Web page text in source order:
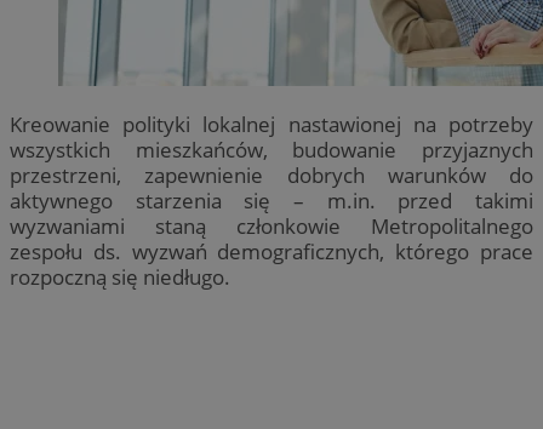
Kreowanie polityki lokalnej nastawionej na potrzeby
wszystkich mieszkańców, budowanie przyjaznych
przestrzeni, zapewnienie dobrych warunków do
aktywnego starzenia się – m.in. przed takimi
wyzwaniami staną członkowie Metropolitalnego
zespołu ds. wyzwań demograficznych, którego prace
rozpoczną się niedługo.